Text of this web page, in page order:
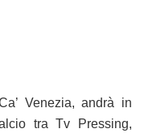
Venezia, andrà in
tra Tv Pressing,